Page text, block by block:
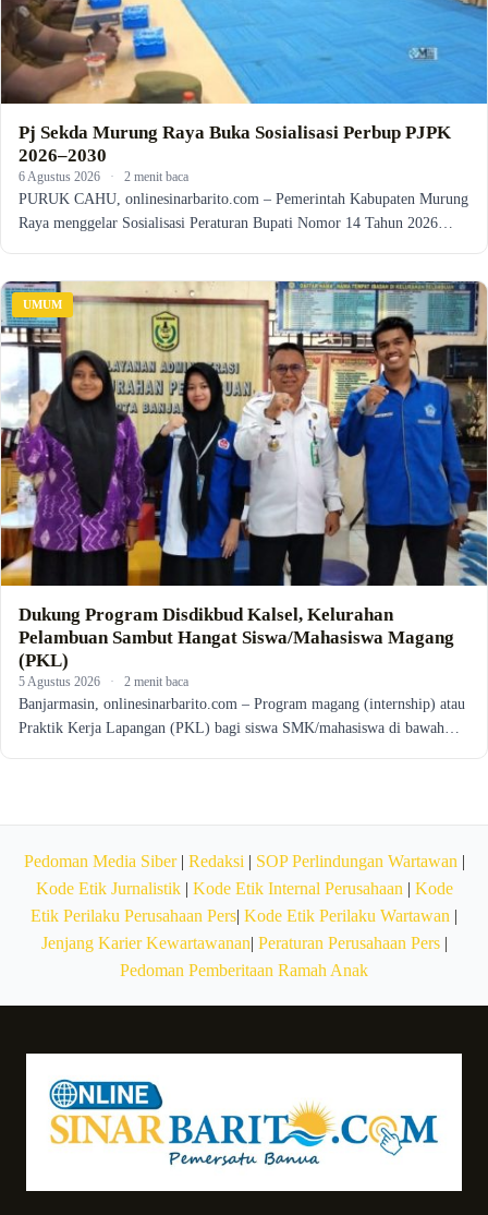
Pj Sekda Murung Raya Buka Sosialisasi Perbup PJPK
2026–2030
6 Agustus 2026 · 2 menit baca
PURUK CAHU, onlinesinarbarito.com – Pemerintah Kabupaten Murung
Raya menggelar Sosialisasi Peraturan Bupati Nomor 14 Tahun 2026…
UMUM
Dukung Program Disdikbud Kalsel, Kelurahan
Pelambuan Sambut Hangat Siswa/Mahasiswa Magang
(PKL)
5 Agustus 2026 · 2 menit baca
Banjarmasin, onlinesinarbarito.com – Program magang (internship) atau
Praktik Kerja Lapangan (PKL) bagi siswa SMK/mahasiswa di bawah…
Pedoman Media Siber| Redaksi | SOP Perlindungan Wartawan |
Kode Etik Jurnalistik| Kode Etik Internal Perusahaan | Kode
Etik Perilaku Perusahaan Pers| Kode Etik Perilaku Wartawan |
Jenjang Karier Kewartawanan| Peraturan Perusahaan Pers|
Pedoman Pemberitaan Ramah Anak